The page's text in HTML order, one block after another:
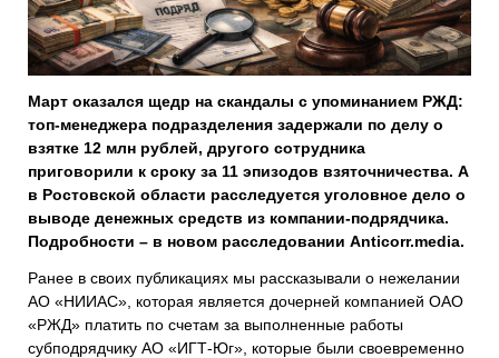
Март оказался щедр на скандалы с упоминанием РЖД:
топ-менеджера подразделения задержали по делу о
взятке 12 млн рублей, другого сотрудника
приговорили к сроку за 11 эпизодов взяточничества. А
в Ростовской области расследуется уголовное дело о
выводе денежных средств из компании-подрядчика.
Подробности – в новом расследовании Anticorr.media.
Ранее в своих публикациях мы рассказывали о нежелании
АО «НИИАС», которая является дочерней компанией ОАО
«РЖД» платить по счетам за выполненные работы
субподрядчику АО «ИГТ-Юг», которые были своевременно